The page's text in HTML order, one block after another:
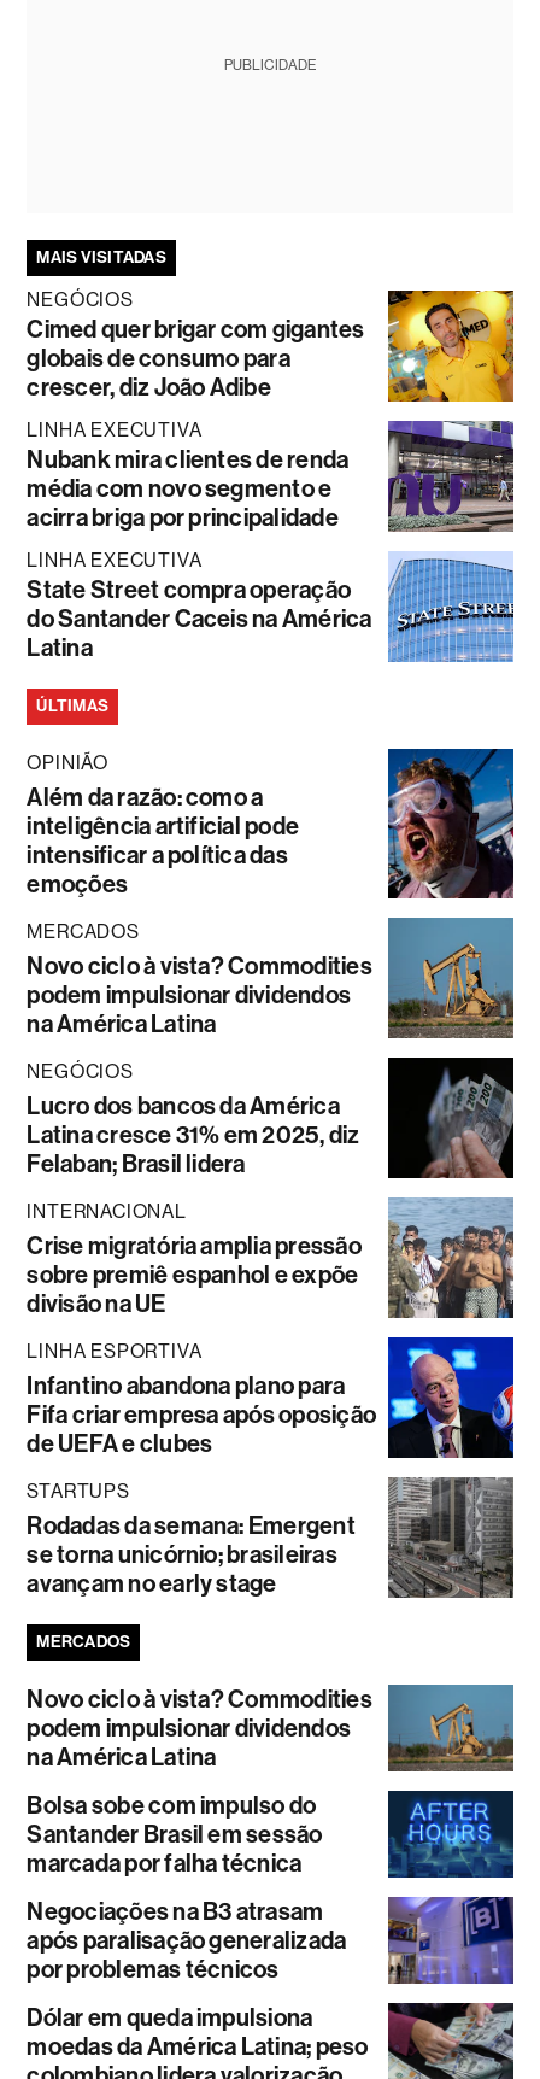
PUBLICIDADE
MAIS VISITADAS
NEGÓCIOS
Cimed quer brigar com gigantes
globais de consumo para
crescer, diz João Adibe
LINHA EXECUTIVA
Nubank mira clientes de renda
média com novo segmento e
acirra briga por principalidade
LINHA EXECUTIVA
State Street compra operação
do Santander Caceis na América
Latina
ÚLTIMAS
OPINIÃO
Além da razão: como a
inteligência artificial pode
intensificar a política das
emoções
MERCADOS
Novo ciclo à vista? Commodities
podem impulsionar dividendos
na América Latina
NEGÓCIOS
Lucro dos bancos da América
Latina cresce 31% em 2025, diz
Felaban; Brasil lidera
INTERNACIONAL
Crise migratória amplia pressão
sobre premiê espanhol e expõe
divisão na UE
LINHA ESPORTIVA
Infantino abandona plano para
Fifa criar empresa após oposição
de UEFA e clubes
STARTUPS
Rodadas da semana: Emergent
se torna unicórnio; brasileiras
avançam no early stage
MERCADOS
Novo ciclo à vista? Commodities
podem impulsionar dividendos
na América Latina
Bolsa sobe com impulso do
Santander Brasil em sessão
marcada por falha técnica
Negociações na B3 atrasam
após paralisação generalizada
por problemas técnicos
Dólar em queda impulsiona
moedas da América Latina; peso